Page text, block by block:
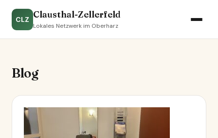
CLZ Clausthal-Zellerfeld
Lokales Netzwerk im Oberharz
Blog